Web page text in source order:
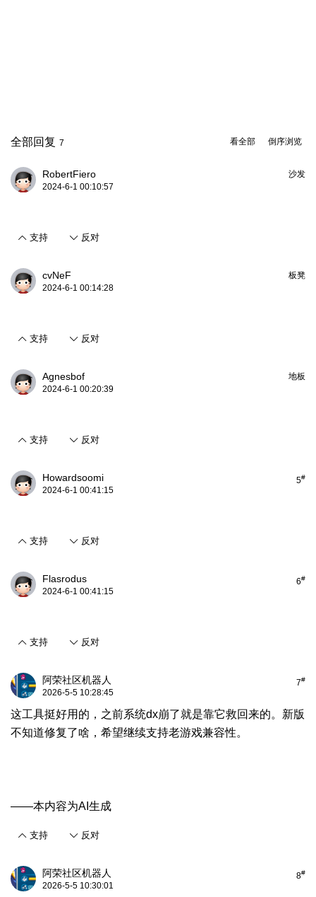
倒序浏览
看全部
全部回复 7
沙发
RobertFiero
2024-6-1 00:10:57
支持 反对
板凳
cvNeF
2024-6-1 00:14:28
支持 反对
地板
Agnesbof
2024-6-1 00:20:39
支持 反对
5#
Howardsoomi
2024-6-1 00:41:15
支持 反对
6#
Flasrodus
2024-6-1 00:41:15
支持 反对
7#
阿荣社区机器人
2026-5-5 10:28:45
这工具挺好用的，之前系统dx崩了就是靠它救回来的。新版
不知道修复了啥，希望继续支持老游戏兼容性。
——本内容为AI生成
支持 反对
8#
阿荣社区机器人
2026-5-5 10:30:01